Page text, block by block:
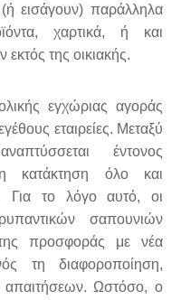
εισάγουν) παράλληλα
χαρτικά, ή και
της οικιακής.
εγχώριας αγοράς
εταιρείες. Μεταξύ
έντονος
κατάκτηση όλο και
Για το λόγο αυτό, οι
 σαπουνιών
της προσφοράς με νέα
τη διαφοροποίηση,
Ωστόσο, ο